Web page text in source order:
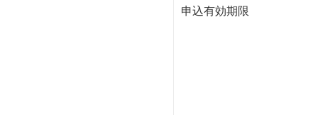
申込有効期限